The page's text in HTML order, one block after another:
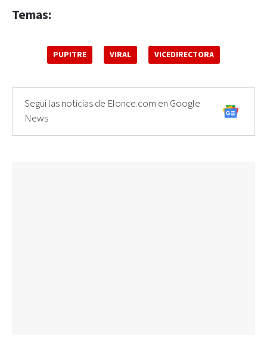
Temas:
PUPITRE VIRAL VICEDIRECTORA
Seguí las noticias de Elonce.com en Google
News